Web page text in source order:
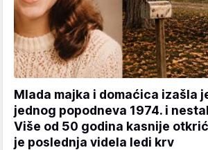
Mlada majka i domaćica izašla
jednog popodneva 1974. i
Više od 50 godina kasnije
je poslednja videla ledi krv